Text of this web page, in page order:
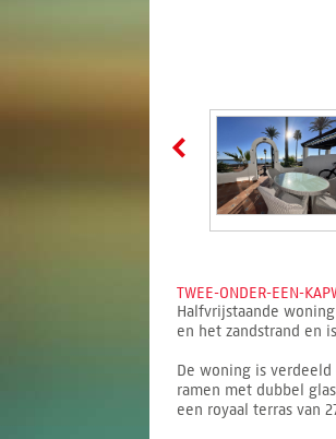
TWEE-ONDER-EEN-
Halfvrijstaande
en het zandstrand en
De woning is
ramen met dubbel
een royaal terras van